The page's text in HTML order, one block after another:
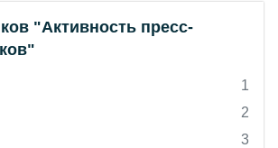
"Активность пресс-
1
2
3